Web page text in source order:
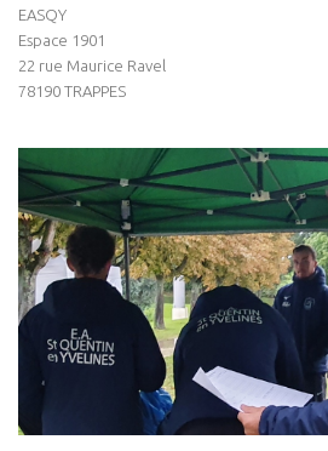
EASQY
Espace 1901
22 rue Maurice Ravel
78190 TRAPPES